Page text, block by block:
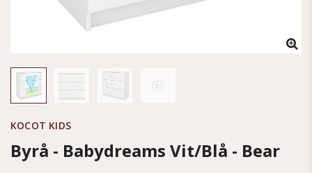
KOCOT KIDS
Byrå - Babydreams Vit/Blå - Bear